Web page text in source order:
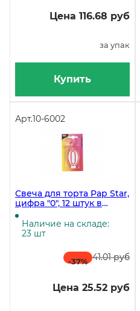
Цена 116.68 руб
за упак
Купить
Арт.10-6002
Свеча для торта Pap Star,
цифра "0", 12 штук в
коробке
Наличие на складе:
23 шт
-37% 41.01 руб
Цена 25.52 руб